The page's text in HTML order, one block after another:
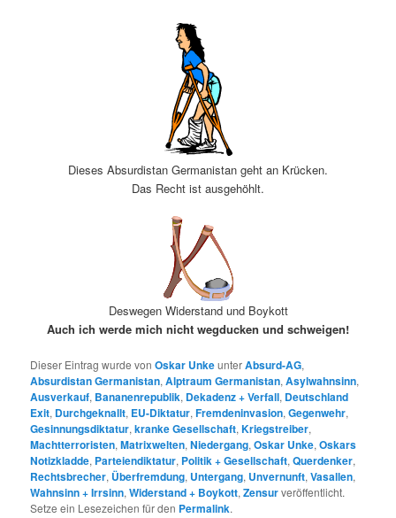
Dieses Absurdistan Germanistan geht an Krücken.
Das Recht ist ausgehöhlt.
Deswegen Widerstand und Boykott
Auch ich werde mich nicht wegducken und schweigen!
Dieser Eintrag wurde vonOskar UnkeunterAbsurd-AG,
Absurdistan Germanistan,Alptraum Germanistan,Asylwahnsinn,
Ausverkauf, Bananenrepublik, Dekadenz + Verfall, Deutschland
Exit, Durchgeknallt, EU-Diktatur,Fremdeninvasion,Gegenwehr,
Gesinnungsdiktatur,kranke Gesellschaft,Kriegstreiber,
Machtterroristen,Matrixwelten,Niedergang,Oskar Unke,Oskars
Notizkladde, Parteiendiktatur, Politik + Gesellschaft,Querdenker,
Rechtsbrecher, Überfremdung, Untergang, Unvernunft,Vasallen,
Wahnsinn + Irrsinn,Widerstand + Boykott,Zensurveröffentlicht.
Setze ein Lesezeichen für den Permalink.